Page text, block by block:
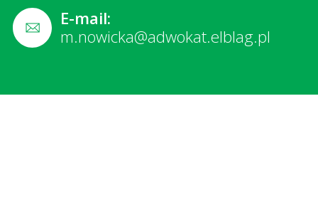
E-mail:
m.nowicka@adwokat.elblag.pl